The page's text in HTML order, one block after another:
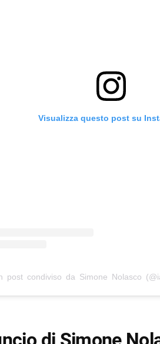
Visualizza questo post su
post condiviso da Simone Nolasco